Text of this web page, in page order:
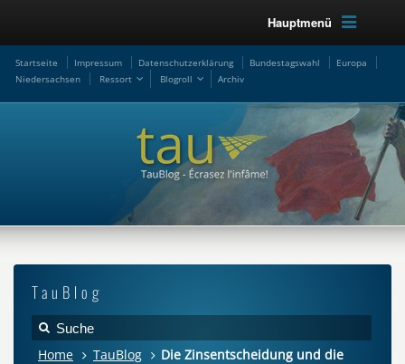
Hauptmenü
Startseite Impressum Datenschutzerklärung Bundestagswahl
Europa
Niedersachsen
Ressort Blogroll Archiv
TauBlog
Home TauBlog
Die Zinsentscheidung und die